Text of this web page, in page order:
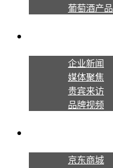
葡萄酒产品
企业新闻
媒体聚焦
贵宾来访
品牌视频
京东商城